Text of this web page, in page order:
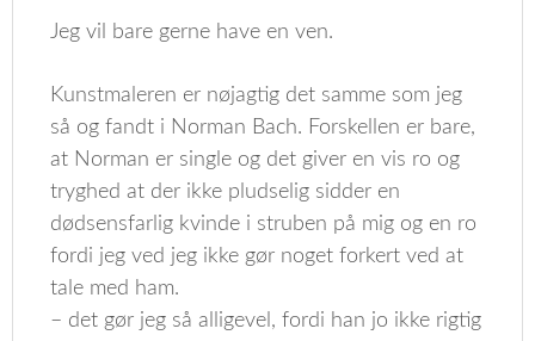
Jeg vil bare gerne have en ven.
Kunstmaleren er nøjagtig det samme som jeg
så og fandt i Norman Bach. Forskellen er bare,
at Norman er single og det giver en vis ro og
tryghed at der ikke pludselig sidder en
dødsensfarlig kvinde i struben på mig og en ro
fordi jeg ved jeg ikke gør noget forkert ved at
tale med ham.
– det gør jeg så alligevel, fordi han jo ikke rigtig